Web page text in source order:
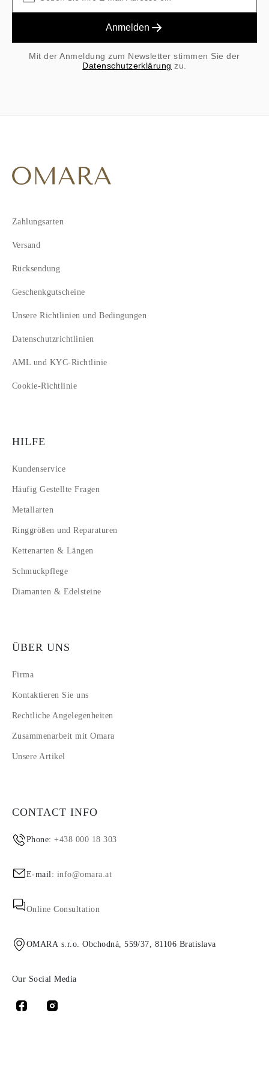
Anmelden
Mit der Anmeldung zum Newsletter stimmen Sie der
Datenschutzerklärung zu.
Zahlungsarten
Versand
Rücksendung
Geschenkgutscheine
Unsere Richtlinien und Bedingungen
Datenschutzrichtlinien
AML und KYC-Richtlinie
Cookie-Richtlinie
HILFE
Kundenservice
Häufig Gestellte Fragen
Metallarten
Ringgrößen und Reparaturen
Kettenarten & Längen
Schmuckpflege
Diamanten & Edelsteine
ÜBER UNS
Firma
Kontaktieren Sie uns
Rechtliche Angelegenheiten
Zusammenarbeit mit Omara
Unsere Artikel
CONTACT INFO
Phone:+438 000 18 303
E-mail: info@omara.at
Online Consultation
OMARA s.r.o. Obchodná, 559/37, 81106 Bratislava
Our Social Media